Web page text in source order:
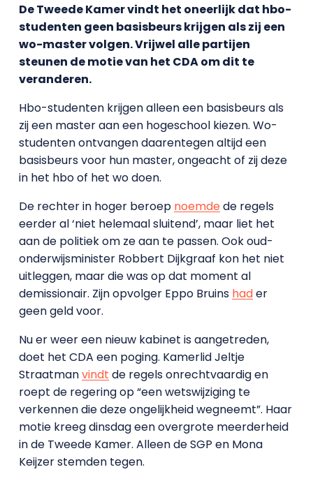
De Tweede Kamer vindt het oneerlijk dat hbo-
studenten geen basisbeurs krijgen als zij een
wo-master volgen. Vrijwel alle partijen
steunen de motie van het CDA om dit te
veranderen.
Hbo-studenten krijgen alleen een basisbeurs als
zij een master aan een hogeschool kiezen. Wo-
studenten ontvangen daarentegen altijd een
basisbeurs voor hun master, ongeacht of zij deze
in het hbo of het wo doen.
De rechter in hoger beroep noemdede regels
eerder al ‘niet helemaal sluitend’, maar liet het
aan de politiek om ze aan te passen. Ook oud-
onderwijsminister Robbert Dijkgraaf kon het niet
uitleggen, maar die was op dat moment al
demissionair. Zijn opvolger Eppo Bruins hader
geen geld voor.
Nu er weer een nieuw kabinet is aangetreden,
doet het CDA een poging. Kamerlid Jeltje
Straatmanvindt de regels onrechtvaardig en
roept de regering op “een wetswijziging te
verkennen die deze ongelijkheid wegneemt”. Haar
motie kreeg dinsdag een overgrote meerderheid
in de Tweede Kamer. Alleen de SGP en Mona
Keijzer stemden tegen.